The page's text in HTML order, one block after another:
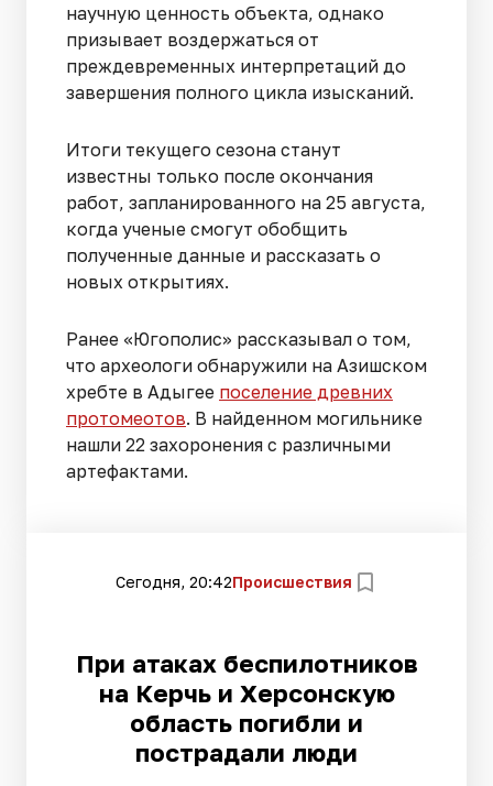
научную ценность объекта, однако
призывает воздержаться от
преждевременных интерпретаций до
завершения полного цикла изысканий.
Итоги текущего сезона станут
известны только после окончания
работ, запланированного на 25 августа,
когда ученые смогут обобщить
полученные данные и рассказать о
новых открытиях.
Ранее «Югополис» рассказывал о том,
что археологи обнаружили на Азишском
хребте в Адыгее поселение древних
протомеотов. В найденном могильнике
нашли 22 захоронения с различными
артефактами.
Сегодня, 20:42Происшествия
При атаках беспилотников
на Керчь и Херсонскую
область погибли и
пострадали люди